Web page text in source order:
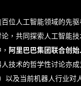
位人工智能领域的先
，共同探索人工智能
阿里巴巴集团联合创
技术的哲学性讨论亦
以及当前机器人行业对